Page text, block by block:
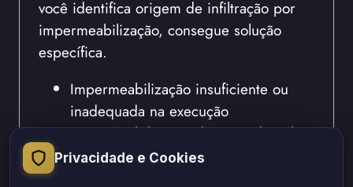
você identifica origem de infiltração por
impermeabilização, consegue solução
específica.
Impermeabilização insuficiente ou
inadequada na execução
Impermeabilização deteriorada pelo
tempo e intempéries
Privacidade e Cookies